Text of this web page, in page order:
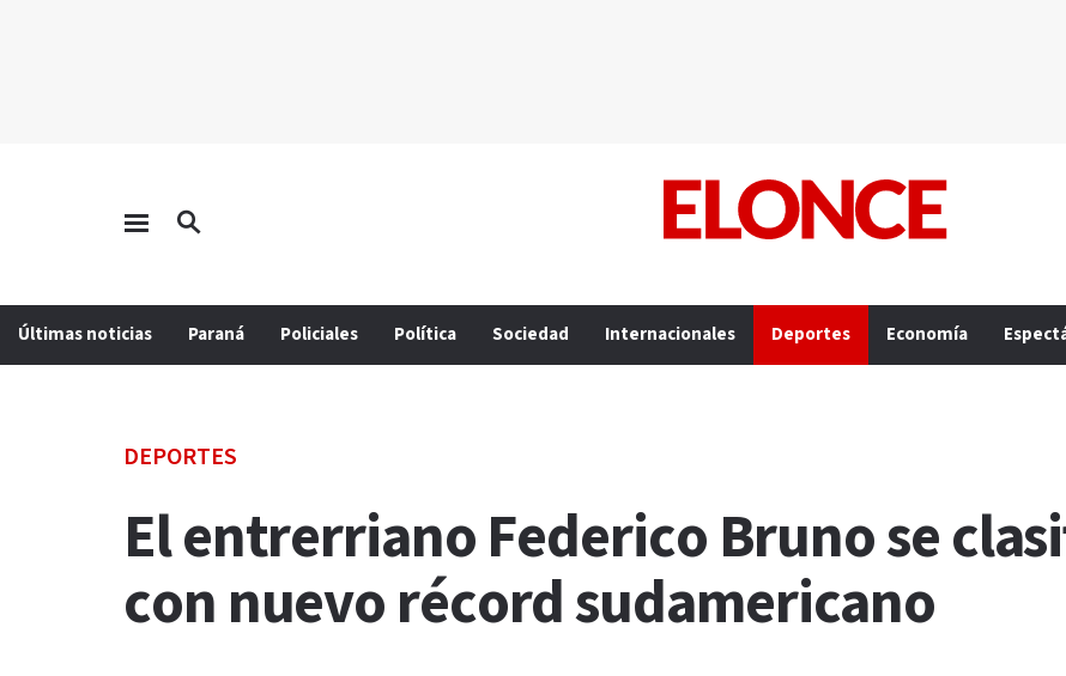
Últimas noticias Paraná Policiales Política Sociedad Internacionales Deportes Economía
DEPORTES
El entrerriano Federico Bruno se
con nuevo récord sudamericano